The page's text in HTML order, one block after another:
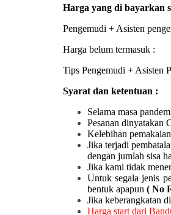
Harga yang di bayarkan
Pengemudi + Asisten
Harga belum termasuk :
Tips Pengemudi + Asisten
Syarat dan ketentuan :
Selama masa
Pesanan dinyatakan
Kelebihan
Jika terjadi
dengan jumlah sisa
Jika kami tidak
Untuk segala jenis
bentuk apapun ( No
Jika keberangkatan
Harga start dari